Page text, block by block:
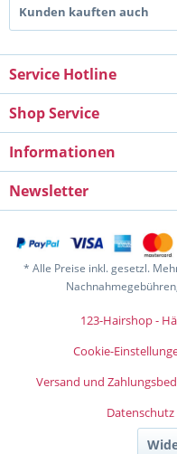
Kunden kauften auch
Service Hotline
Shop Service
Informationen
Newsletter
* Alle Preise inkl. gesetzl.
123-Hairshop -
Cookie-
Versand und
Datenschutz